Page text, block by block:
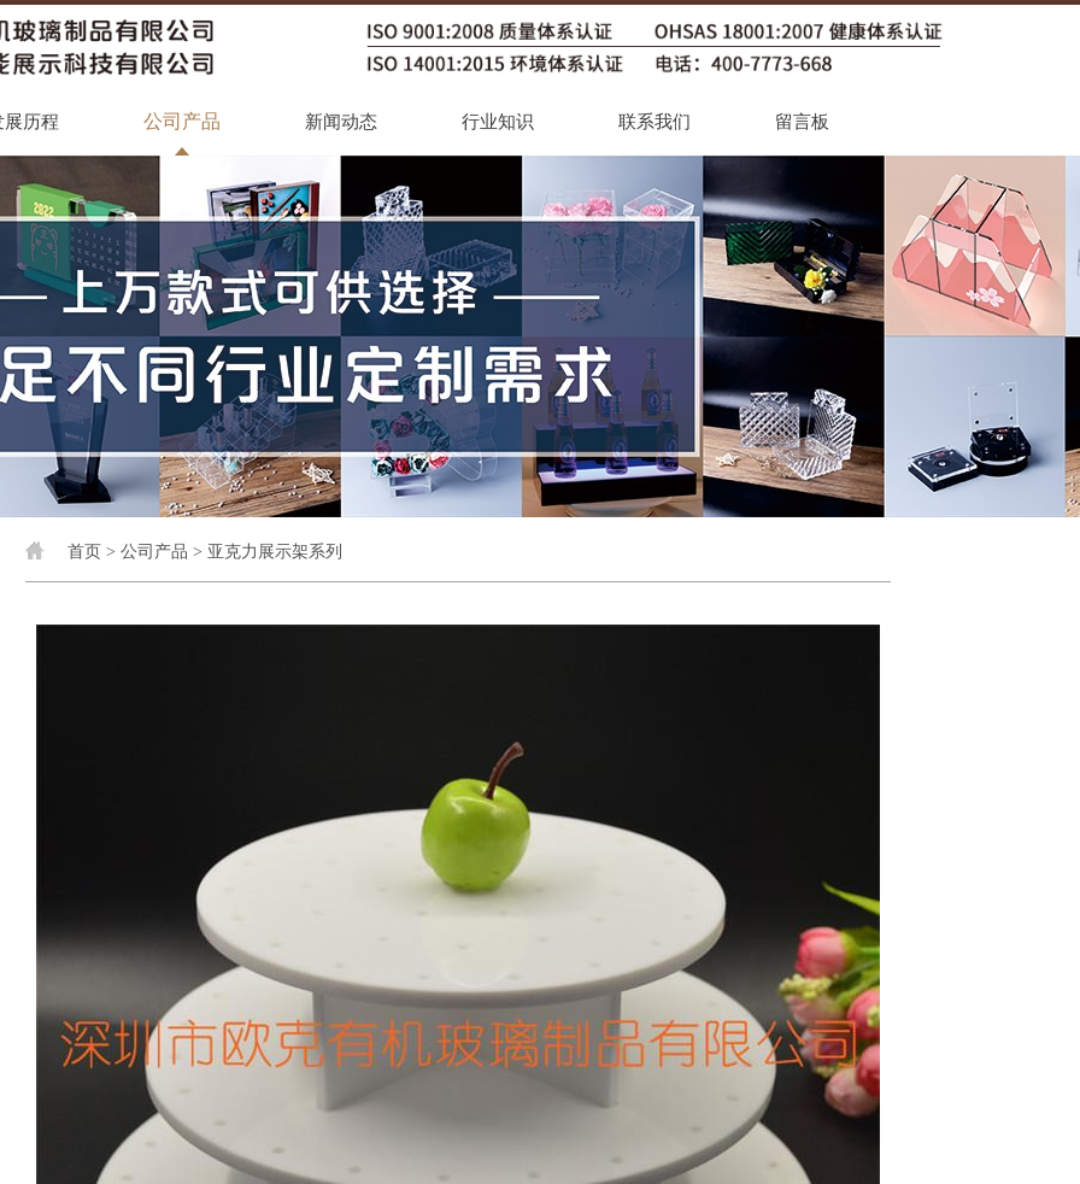
展历程 公司产品 新闻动态 行业知识 联系我们 留言板
首页 > 公司产品 > 亚克力展示架系列